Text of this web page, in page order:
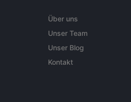
Über uns
Unser Team
Unser Blog
Kontakt